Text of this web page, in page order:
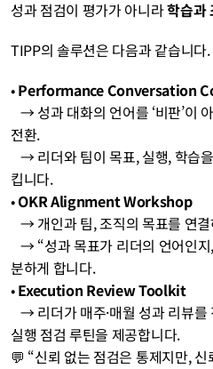
성과 점검이 평가가 아니라 학습과
TIPP의 솔루션은 다음과 같습니다.
• Performance Conversation
   → 성과 대화의 언어를 ‘비판’이 아닌 ‘진전(Progress)’ 중심으로
전환.
   → 리더와 팀이 목표, 실행, 학습을 함께 점검하는 루프를 정착시
킵니다.
• OKR Alignment Workshop
→ 개인과 팀, 조직의 목표를 연
   → “성과 목표가 리더의 언어인지, 팀의 언어인지”를 명확히 구
분하게 합니다.
• Execution Review Toolkit
   → 리더가 매주·매월 성과 리뷰를 진행할 수 있는 대화 템플릿과
실행 점검 루틴을 제공합니다.
💬 “신뢰 없는 점검은 통제지만,